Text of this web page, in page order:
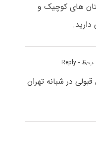
های کوچیک و
- Reply
در شبانه تهران